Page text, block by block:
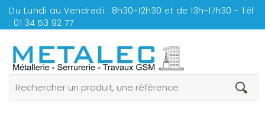
Du Lundi au Vendredi : 8h30-12h30 et de 13h-17h30 - Tél
: 01 34 53 92 77